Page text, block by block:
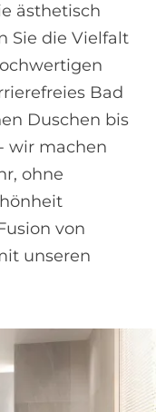
ästhetisch
Sie die Vielfalt
Bad
Duschen bis
wir machen
ohne
von
unseren